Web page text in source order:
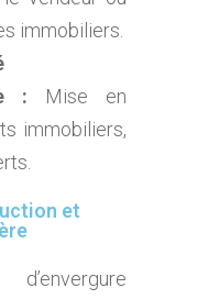
immobiliers.
: Mise en
immobiliers,
et